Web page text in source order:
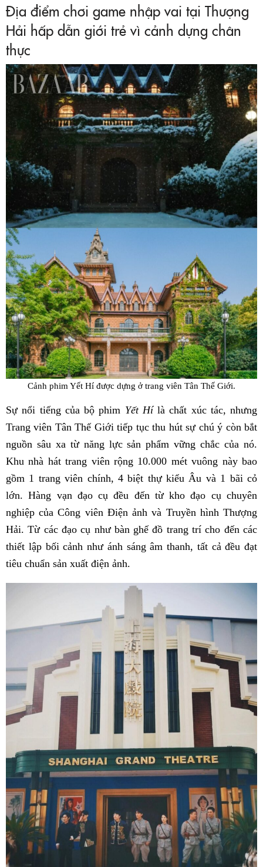
Địa điểm chơi game nhập vai tại Thượng
Hải hấp dẫn giới trẻ vì cảnh dựng chân
thực
Cảnh phim Yết Hí được dựng ở trang viên Tân Thế Giới.
Sự nổi tiếng của bộ phim Yết Hílà chất xúc tác, nhưng
Trang viên Tân Thế Giới tiếp tục thu hút sự chú ý còn bắt
nguồn sâu xa từ năng lực sản phẩm vững chắc của nó.
Khu nhà hát trang viên rộng 10.000 mét vuông này bao
gồm 1 trang viên chính, 4 biệt thự kiểu Âu và 1 bãi cỏ
lớn. Hàng vạn đạo cụ đều đến từ kho đạo cụ chuyên
nghiệp của Công viên Điện ảnh và Truyền hình Thượng
Hải. Từ các đạo cụ như bàn ghế đồ trang trí cho đến các
thiết lập bối cảnh như ánh sáng âm thanh, tất cả đều đạt
tiêu chuẩn sản xuất điện ảnh.